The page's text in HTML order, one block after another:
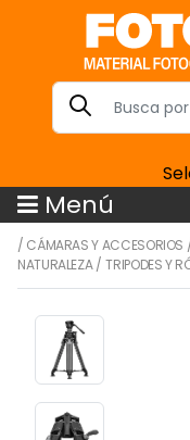
Menú
/ CÁMARAS Y ACCESORIOS
NATURALEZA/TRIPODES Y